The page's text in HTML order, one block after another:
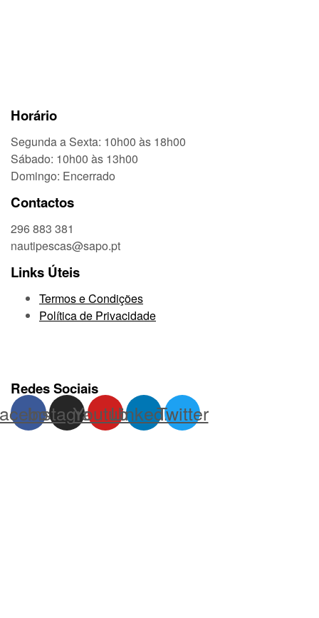
Horário
Segunda a Sexta: 10h00 às 18h00
Sábado: 10h00 às 13h00
Domingo: Encerrado
Contactos
296 883 381
nautipescas@sapo.pt
Links Úteis
Termos e Condições
Política de Privacidade
Redes Sociais
InstagramYoutubeLinkedinTwitter